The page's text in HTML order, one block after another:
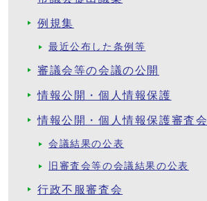
例規集
最近公布した条例等
審議会等の会議の公開
情報公開・個人情報保護
情報公開・個人情報保護審査会
会議結果の公表
旧審査会等の会議結果の公表
行政不服審査会